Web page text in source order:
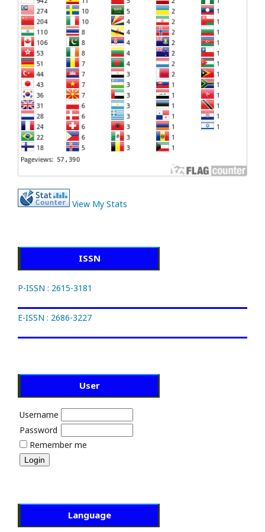
View My Stats
ISSN
P-ISSN : 2615-3181
E-ISSN : 2686-3227
User
Username
Password
Remember me
Language